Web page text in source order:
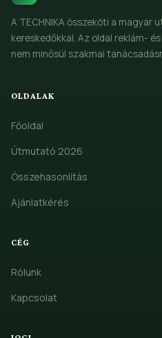
A TECHNIKA összeköti a magyar
kereskedőkkal. Az oldal reklám-
nem minősül szakmai
OLDALAK
Főoldal
Útmutató 2026
Összehasonlítás
Ajánlatkérés
CÉG
Rólunk
Kapcsolat